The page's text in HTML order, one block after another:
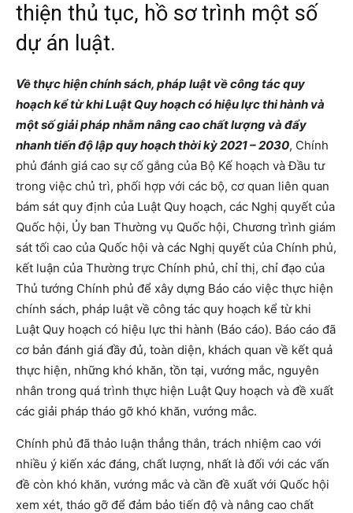
thiện thủ tục, hồ sơ trình một số
dự án luật.
Về thực hiện chính sách, pháp luật về công tác quy
hoạch kể từ khi Luật Quy hoạch có hiệu lực thi hành và
một số giải pháp nhằm nâng cao chất lượng và đẩy
nhanh tiến độ lập quy hoạch thời kỳ 2021 – 2030, Chính
phủ đánh giá cao sự cố gắng của Bộ Kế hoạch và Đầu tư
trong việc chủ trì, phối hợp với các bộ, cơ quan liên quan
bám sát quy định của Luật Quy hoạch, các Nghị quyết của
Quốc hội, Ủy ban Thường vụ Quốc hội, Chương trình giám
sát tối cao của Quốc hội và các Nghị quyết của Chính phủ,
kết luận của Thường trực Chính phủ, chỉ thị, chỉ đạo của
Thủ tướng Chính phủ để xây dựng Báo cáo việc thực hiện
chính sách, pháp luật về công tác quy hoạch kể từ khi
Luật Quy hoạch có hiệu lực thi hành (Báo cáo). Báo cáo đã
cơ bản đánh giá đầy đủ, toàn diện, khách quan về kết quả
thực hiện, những khó khăn, tồn tại, vướng mắc, nguyên
nhân trong quá trình thực hiện Luật Quy hoạch và đề xuất
các giải pháp tháo gỡ khó khăn, vướng mắc.
Chính phủ đã thảo luận thẳng thắn, trách nhiệm cao với
nhiều ý kiến xác đáng, chất lượng, nhất là đối với các vấn
đề còn khó khăn, vướng mắc và cần đề xuất với Quốc hội
xem xét, tháo gỡ để đảm bảo tiến độ và nâng cao chất